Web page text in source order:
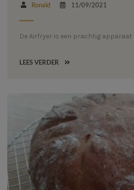
Ronald 11/09/2021
De Airfryer is een prachtig apparaat
LEES VERDER